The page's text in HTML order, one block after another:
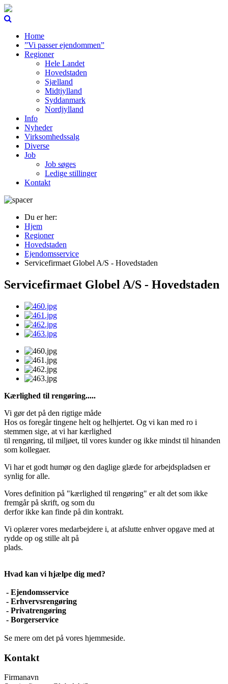
Home
”Vi passer ejendommen”
Regioner
Hele Landet
Hovedstaden
Sjælland
Midtjylland
Syddanmark
Nordjylland
Info
Nyheder
Virksomhedssalg
Diverse
Job
Job søges
Ledige stillinger
Kontakt
Du er her:
Hjem
Regioner
Hovedstaden
Ejendomsservice
Servicefirmaet Globel A/S - Hovedstaden
Servicefirmaet Globel A/S - Hovedstaden
Kærlighed til rengøring.....
Vi gør det på den rigtige måde
Hos os foregår tingene helt og helhjertet. Og vi kan med ro i
stemmen sige, at vi har kærlighed
til rengøring, til miljøet, til vores kunder og ikke mindst til hinanden
som kollegaer.
Vi har et godt humør og den daglige glæde for arbejdspladsen er
synlig for alle.
Vores definition på "kærlighed til rengøring" er alt det som ikke
fremgår på skrift, og som du
derfor ikke kan finde på din kontrakt.
Vi oplærer vores medarbejdere i, at afslutte enhver opgave med at
rydde op og stille alt på
plads.
Hvad kan vi hjælpe dig med?
- Ejendomsservice
- Erhvervsrengøring
- Privatrengøring
- Borgerservice
Se mere om det på vores hjemmeside.
Kontakt
Firmanavn